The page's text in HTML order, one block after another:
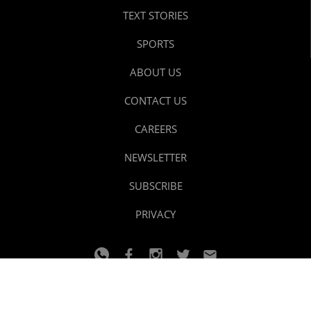
TEXT STORIES
SPORTS
ABOUT US
CONTACT US
CAREERS
NEWSLETTER
SUBSCRIBE
PRIVACY